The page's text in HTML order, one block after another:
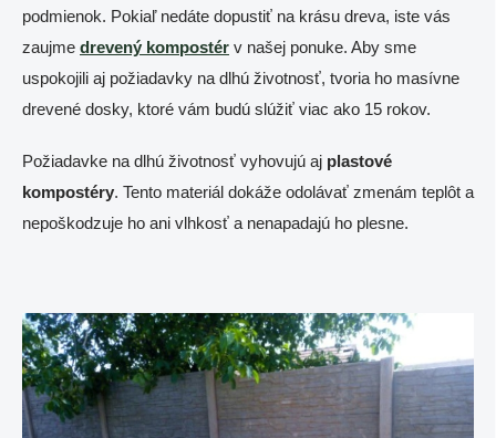
podmienok. Pokiaľ nedáte dopustiť na krásu dreva, iste vás
zaujme drevený kompostér v našej ponuke. Aby sme
uspokojili aj požiadavky na dlhú životnosť, tvoria ho masívne
drevené dosky, ktoré vám budú slúžiť viac ako 15 rokov.
Požiadavke na dlhú životnosť vyhovujú aj plastové
kompostéry. Tento materiál dokáže odolávať zmenám teplôt a
nepoškodzuje ho ani vlhkosť a nenapadajú ho plesne.